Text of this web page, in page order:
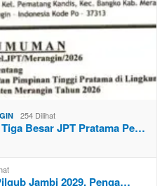
254 Dilihat
Besar JPT Pratama Pe…
Jambi 2029, Penga…